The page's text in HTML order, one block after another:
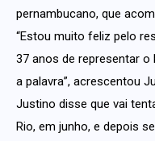
pernambucano, que
“Estou muito feliz pelo
37 anos de representar o
a palavra”, acrescentou
Justino disse que vai
Rio, em junho, e depois